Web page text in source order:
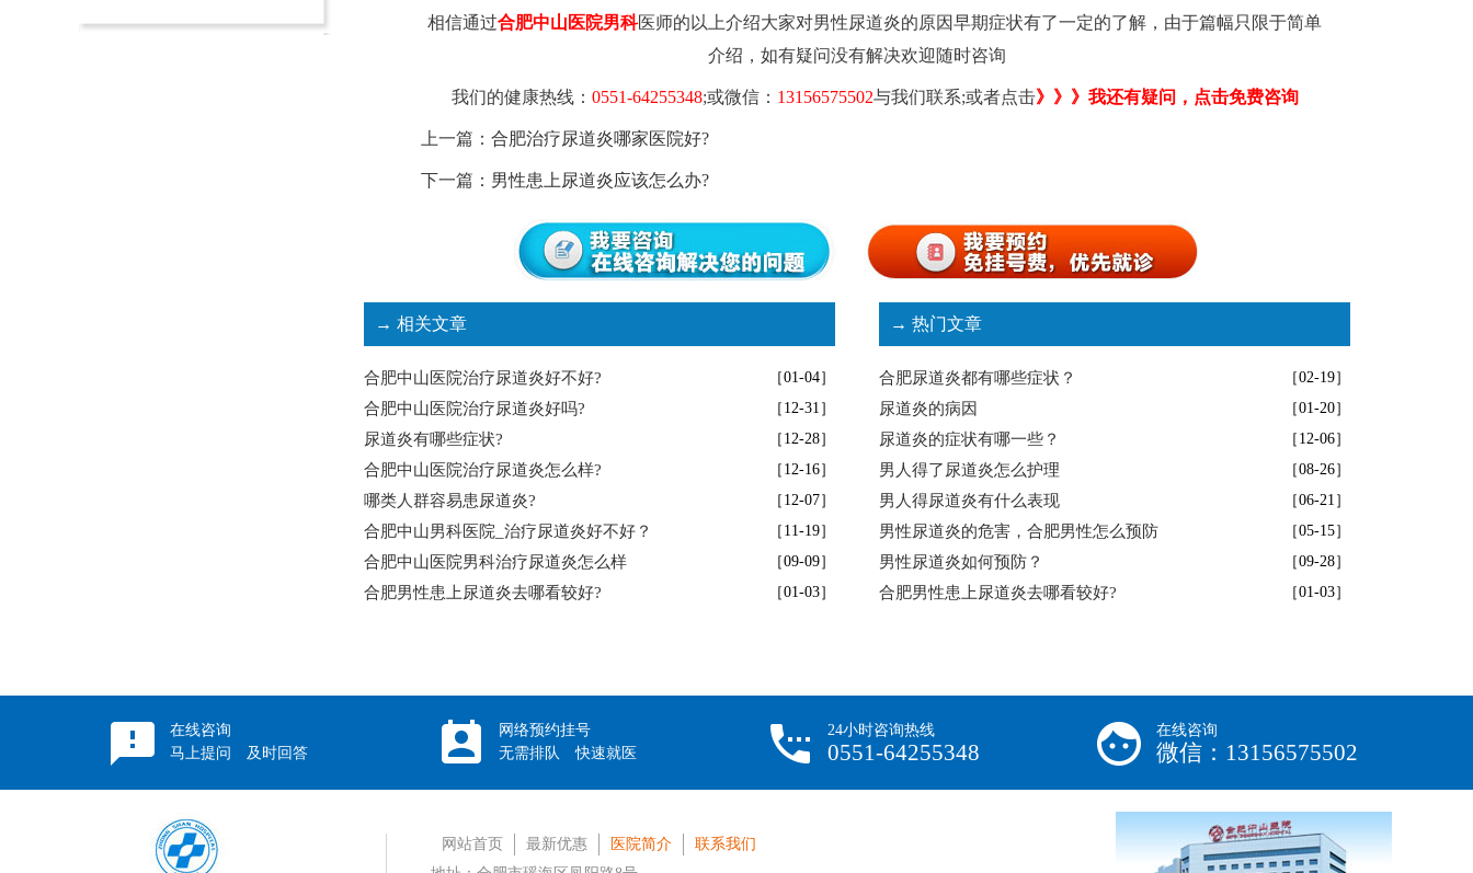
相信通过合肥中山医院男科医师的以上介绍大家对男性尿道炎的原因早期症状有了一定的了解，由于篇幅只限于简单
介绍，如有疑问没有解决欢迎随时咨询
我们的健康热线： 0551-64255348;或微信： 13156575502与我们联系;或者点击》》》我还有疑问，点击免费咨询
上一篇： 合肥治疗尿道炎哪家医院好?
下一篇： 男性患上尿道炎应该怎么办?
→ 相关文章
［01-04］
合肥中山医院治疗尿道炎好不好?
［12-31］
合肥中山医院治疗尿道炎好吗?
［12-28］
尿道炎有哪些症状?
［12-16］
合肥中山医院治疗尿道炎怎么样?
［12-07］
哪类人群容易患尿道炎?
［11-19］
合肥中山男科医院_治疗尿道炎好不好？
［09-09］
合肥中山医院男科治疗尿道炎怎么样
［01-03］
合肥男性患上尿道炎去哪看较好?
→ 热门文章
［02-19］
合肥尿道炎都有哪些症状？
［01-20］
尿道炎的病因
［12-06］
尿道炎的症状有哪一些？
［08-26］
男人得了尿道炎怎么护理
［06-21］
男人得尿道炎有什么表现
［05-15］
男性尿道炎的危害，合肥男性怎么预防
［09-28］
男性尿道炎如何预防？
［01-03］
合肥男性患上尿道炎去哪看较好?
在线咨询
马上提问 及时回答
网络预约挂号
无需排队 快速就医
24小时咨询热线
0551-64255348
在线咨询
微信：13156575502
网站首页 最新优惠 医院简介
联系我们